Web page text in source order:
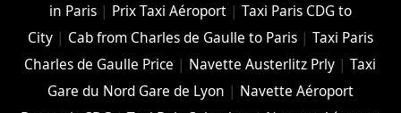
in Paris| Prix Taxi Aéroport| Taxi Paris CDG to
City| Cab from Charles de Gaulle to Paris| Taxi Paris
Charles de Gaulle Price | Navette Austerlitz Prly |Taxi
Gare du Nord Gare de Lyon | Navette Aéroport